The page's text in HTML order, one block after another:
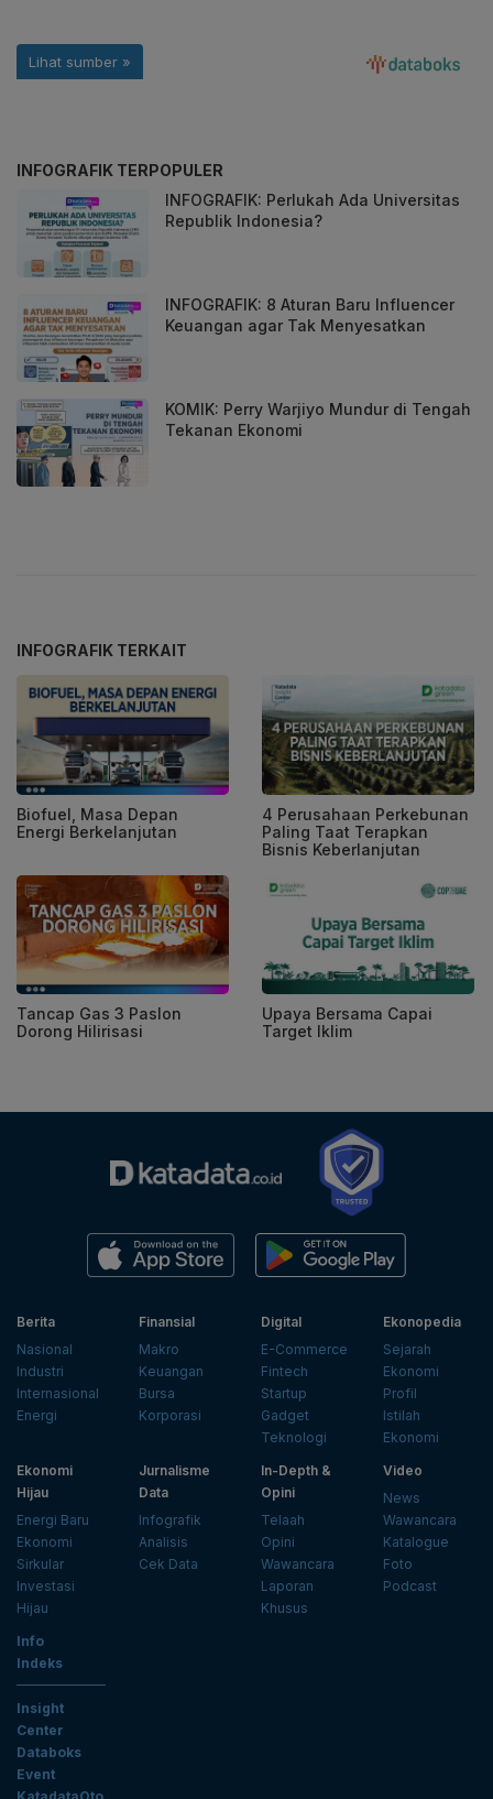
INFOGRAFIK TERPOPULER
INFOGRAFIK: Perlukah Ada Universitas
Republik Indonesia?
INFOGRAFIK: 8 Aturan Baru Influencer
Keuangan agar Tak Menyesatkan
KOMIK: Perry Warjiyo Mundur di Tengah
Tekanan Ekonomi
INFOGRAFIK TERKAIT
Biofuel, Masa Depan
Energi Berkelanjutan
4 Perusahaan Perkebunan
Paling Taat Terapkan
Bisnis Keberlanjutan
Tancap Gas 3 Paslon
Dorong Hilirisasi
Upaya Bersama Capai
Target Iklim
Berita
Nasional
Industri
Internasional
Energi
Finansial
Makro
Keuangan
Bursa
Korporasi
Digital
E-Commerce
Fintech
Startup
Gadget
Teknologi
Ekonopedia
Sejarah
Ekonomi
Profil
Istilah
Ekonomi
Ekonomi
Hijau
Energi Baru
Ekonomi
Sirkular
Investasi
Hijau
Jurnalisme
Data
Infografik
Analisis
Cek Data
In-Depth &
Opini
Telaah
Opini
Wawancara
Laporan
Khusus
Video
News
Wawancara
Katalogue
Foto
Podcast
Info
Indeks
Insight
Center
Databoks
Event